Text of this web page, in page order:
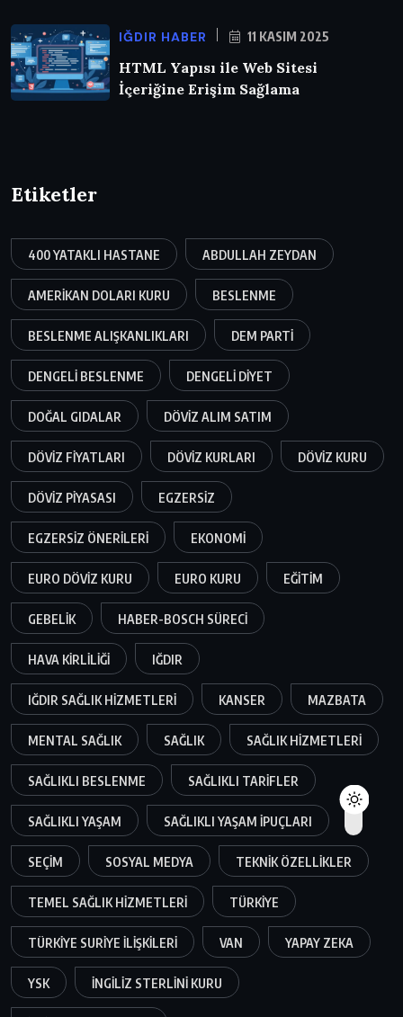
IĞDIR HABER 11 KASIM 2025
HTML Yapısı ile Web Sitesi
İçeriğine Erişim Sağlama
Etiketler
400 YATAKLI HASTANE ABDULLAH ZEYDAN
AMERIKAN DOLARI KURU BESLENME
BESLENME ALIŞKANLIKLARI DEM PARTI
DENGELI BESLENME DENGELI DIYET
DOĞAL GIDALAR DÖVIZ ALIM SATIM
DÖVIZ FIYATLARI DÖVIZ KURLARI DÖVIZ KURU
DÖVIZ PIYASASI EGZERSIZ
EGZERSIZ ÖNERILERI EKONOMI
EURO DÖVIZ KURU EURO KURU EĞITIM
GEBELIK HABER-BOSCH SÜRECI
HAVA KIRLILIĞI IĞDIR
IĞDIR SAĞLIK HIZMETLERI KANSER MAZBATA
MENTAL SAĞLIK SAĞLIK SAĞLIK HIZMETLERI
SAĞLIKLI BESLENME SAĞLIKLI TARIFLER
SAĞLIKLI YAŞAM SAĞLIKLI YAŞAM IPUÇLARI
SEÇIM SOSYAL MEDYA TEKNIK ÖZELLIKLER
TEMEL SAĞLIK HIZMETLERI TÜRKIYE
TÜRKIYE SURIYE ILIŞKILERI VAN YAPAY ZEKA
YSK İNGILIZ STERLINI KURU